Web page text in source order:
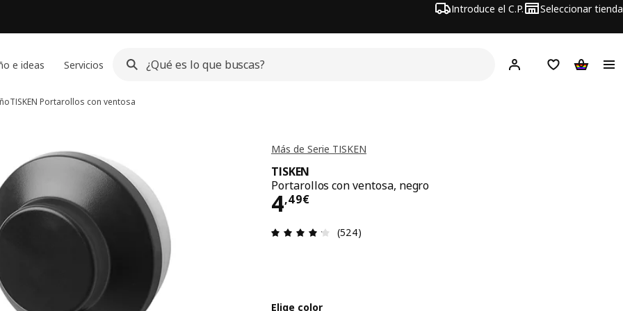
Introduce el C.P. Seleccionar tienda
e ideas Servicios Hej! Iniciar sesión
Lista de deseos
Carrito
TISKEN Portarollos con ventosa
Más de Serie TISKEN
TISKEN
Portarollos con ventosa, negro
4,49€
El precio 4,49€
Reseña: 4.2 de 5 estrellas. Revisiones totales: 524
(524)
Elige color